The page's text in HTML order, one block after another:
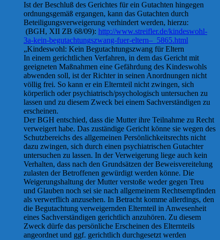
Ist der Beschluß des Gerichtes für ein Gutachten hingegen
ordnungsgemäß ergangen, kann das Gutachten durch
Beteiligungsverweigerung verhindert werden, hierzu:
(BGH, XII ZB 68/09): http://www.streifler.de/kindeswohl-
3a-kein-begutachtungszwang-fuer-eltern–_5865.html
„Kindeswohl: Kein Begutachtungszwang für Eltern
In einem gerichtlichen Verfahren, in dem das Gericht mit
geeigneten Maßnahmen eine Gefährdung des Kindeswohls
abwenden soll, ist der Richter in seinen Anordnungen nicht
völlig frei. So kann er ein Elternteil nicht zwingen, sich
körperlich oder psychiatrisch/psychologisch untersuchen zu
lassen und zu diesem Zweck bei einem Sachverständigen zu
erscheinen.
Der BGH entschied, dass die Mutter ihre Teilnahme zu Recht
verweigert habe. Das zuständige Gericht könne sie wegen des
Schutzbereichs des allgemeinen Persönlichkeitsrechts nicht
dazu zwingen, sich durch einen psychiatrischen Gutachter
untersuchen zu lassen. In der Verweigerung liege auch kein
Verhalten, dass nach den Grundsätzen der Beweisvereitelung
zulasten der Betroffenen gewürdigt werden könne. Die
Weigerungshaltung der Mutter verstoße weder gegen Treu
und Glauben noch sei sie nach allgemeinem Rechtsempfinden
als verwerflich anzusehen. In Betracht komme allerdings, den
die Begutachtung verweigernden Elternteil in Anwesenheit
eines Sachverständigen gerichtlich anzuhören. Zu diesem
Zweck dürfe das persönliche Erscheinen des Elternteils
angeordnet und ggf. gerichtlich durchgesetzt werden